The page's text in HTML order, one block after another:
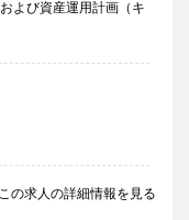
よび資産運用計画（キ
この求人の詳細情報を見る